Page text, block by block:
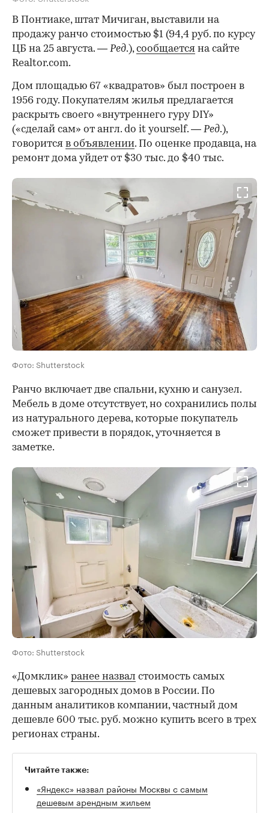
В Понтиаке, штат Мичиган, выставили на
продажу ранчо стоимостью $1 (94,4 руб. по курсу
ЦБ на 25 августа. — Ред.),сообщается на сайте
Realtor.com.
Дом площадью 67 «квадратов» был построен в
1956 году. Покупателям жилья предлагается
раскрыть своего «внутреннего гуру DIY»
(«сделай сам» от англ. do it yourself. — Ред.),
говорится в объявлении. По оценке продавца, на
ремонт дома уйдет от $30 тыс. до $40 тыс.
Фото: Shutterstock
Ранчо включает две спальни, кухню и санузел.
Мебель в доме отсутствует, но сохранились полы
из натурального дерева, которые покупатель
сможет привести в порядок, уточняется в
заметке.
Фото: Shutterstock
«Домклик» ранее назвал стоимость самых
дешевых загородных домов в России. По
данным аналитиков компании, частный дом
дешевле 600 тыс. руб. можно купить всего в трех
регионах страны.
Читайте также:
«Яндекс» назвал районы Москвы с самым
дешевым арендным жильем